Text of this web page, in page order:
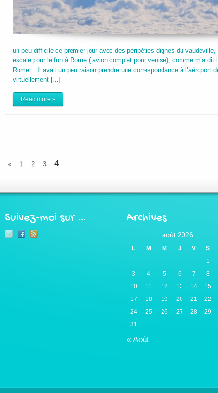
un peu difficile ce premier jour avec des péripéties dignes du
escale pour le fun à Rome ( avion complet pour venise), comme m’a dit
Rome… Il avait un peu raison prendre une correspondance à l’aéroport
virtuellement […]
Read more »
« 1 2 3 4
Suivez-moi sur … Archives
août 2026
L M M J V S
« Août
1
3
4 5 6 7
8
10
11 12 13 14
15
17
18 19 20 21
22
24
25 26 27 28
29
31